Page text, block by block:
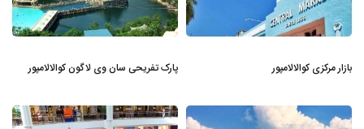
بازار مرکزی کوالالامپور پارک تفریحی سان وی لاگون کوالالامپور